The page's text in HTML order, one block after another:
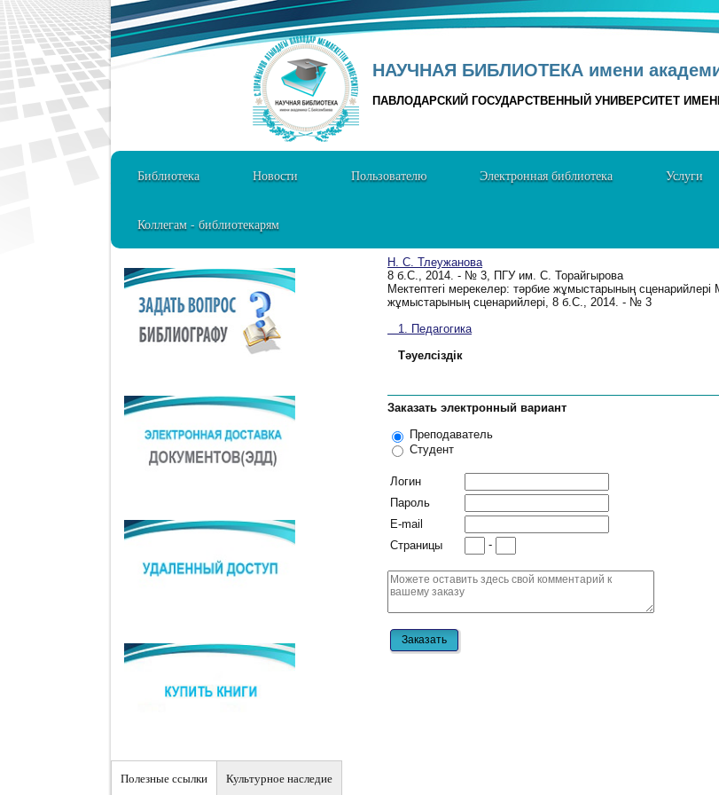
НАУЧНАЯ БИБЛИОТЕКА имени
ПАВЛОДАРСКИЙ ГОСУДАРСТВЕННЫЙ УНИВЕРСИТЕТ
Библиотека Новости Пользователю Электронная библиотека Услуги
Коллегам - библиотекарям
Н. С. Тлеужанова
8 б.C., 2014. - № 3, ПГУ им. С. Торайгырова
Мектептегі мерекелер: тәрбие жұмыстарының
жұмыстарының сценарийлері, 8 б.C., 2014. - № 3
1. Педагогика
Тәуелсіздік
Заказать электронный вариант
Преподаватель
Студент
Логин
Пароль
E-mail
Страницы
-
Полезные ссылки Культурное наследие